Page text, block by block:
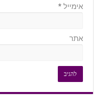
אימייל *
אתר